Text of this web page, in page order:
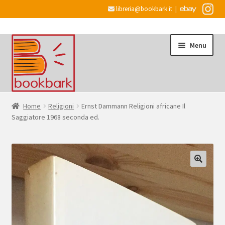
libreria@bookbark.it |
Vai
alla
navigazione
Vai
al
contenuto
Menu
Home
il
menu
child
Desiderata
Checkout
Espandi
il
Home Religioni
Ernst Dammann Religioni africane Il
Saggiatore 1968 seconda ed.